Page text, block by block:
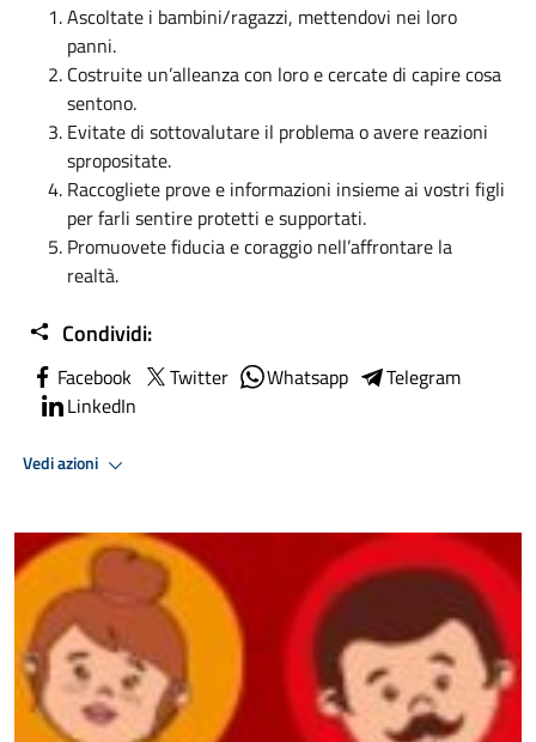
Ascoltate i bambini/ragazzi, mettendovi nei loro
panni.
Costruite un’alleanza con loro e cercate di capire cosa
sentono.
Evitate di sottovalutare il problema o avere reazioni
spropositate.
Raccogliete prove e informazioni insieme ai vostri figli
per farli sentire protetti e supportati.
Promuovete fiducia e coraggio nell’affrontare la
realtà.
Condividi:
Facebook Twitter Whatsapp
Telegram
LinkedIn
Vedi azioni